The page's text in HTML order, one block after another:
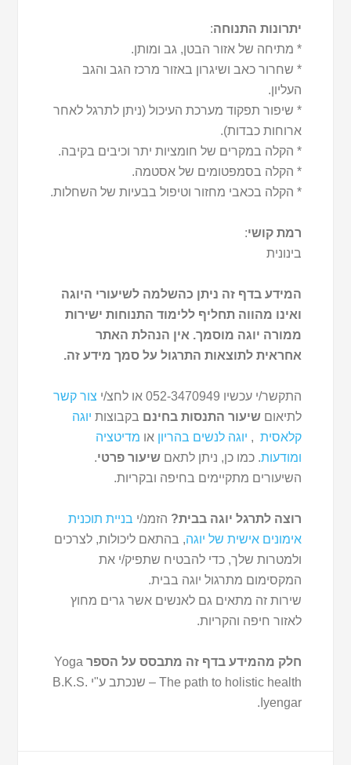
יתרונות התנוחה:
* מתיחה של אזור הבטן, גב ומותן.
* שחרור כאב ושיגרון באזור מרכז הגב והגב
העליון.
* שיפור תפקוד מערכת העיכול (ניתן לתרגל לאחר
ארוחות כבדות).
* הקלה במקרים של חומציות יתר וכיבים בקיבה.
* הקלה בסמפטומים של אסטמה.
* הקלה בכאבי מחזור וטיפול בבעיות של השחלות.
רמת קושי:
בינונית
המידע בדף זה ניתן כהשלמה לשיעורי היוגה
ואינו מהווה תחליף ללימוד התנוחות ישירות
ממורה יוגה מוסמך. אין הנהלת האתר
אחראית לתוצאות התרגול על סמך מידע זה.
התקשר/י עכשיו 052-3470949 או לחצ/י
צור קשר
לתיאום שיעור התנסות בחינם בקבוצות יוגה
קלאסית , יוגה לנשים בהריון או מדיטציה
ומודעות. כמו כן, ניתן לתאםשיעור פרטי.
השיעורים מתקיימים בחיפה ובקריות.
רוצה לתרגל יוגה בבית? הזמנ/י בניית תוכנית
אימונים אישית של יוגה, בהתאם ליכולות, לצרכים
ולמטרות שלך, כדי להבטיח שתפיק/י את
המקסימום מתרגול יוגה בבית.
שירות זה מתאים גם לאנשים אשר גרים מחוץ
לאזור חיפה והקריות.
חלק מהמידע בדף זה מתבסס על הספר Yoga
– The path to holistic health שנכתב ע"י B.K.S.
Iyengar.